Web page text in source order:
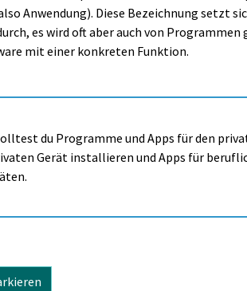
Anwendung). Diese Bezeichnung setzt
es wird oft aber auch von
mit einer konkreten Funktion.
du Programme und Apps für den
Gerät installieren und Apps für